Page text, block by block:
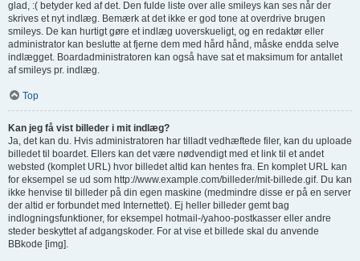
glad, :( betyder ked af det. Den fulde liste over alle smileys kan ses når der
skrives et nyt indlæg. Bemærk at det ikke er god tone at overdrive brugen
smileys. De kan hurtigt gøre et indlæg uoverskueligt, og en redaktør eller
administrator kan beslutte at fjerne dem med hård hånd, måske endda selve
indlægget. Boardadministratoren kan også have sat et maksimum for antallet
af smileys pr. indlæg.
Top
Kan jeg få vist billeder i mit indlæg?
Ja, det kan du. Hvis administratoren har tilladt vedhæftede filer, kan du uploade
billedet til boardet. Ellers kan det være nødvendigt med et link til et andet
websted (komplet URL) hvor billedet altid kan hentes fra. En komplet URL kan
for eksempel se ud som http://www.example.com/billeder/mit-billede.gif. Du kan
ikke henvise til billeder på din egen maskine (medmindre disse er på en server
der altid er forbundet med Internettet). Ej heller billeder gemt bag
indlogningsfunktioner, for eksempel hotmail-/yahoo-postkasser eller andre
steder beskyttet af adgangskoder. For at vise et billede skal du anvende
BBkode [img].